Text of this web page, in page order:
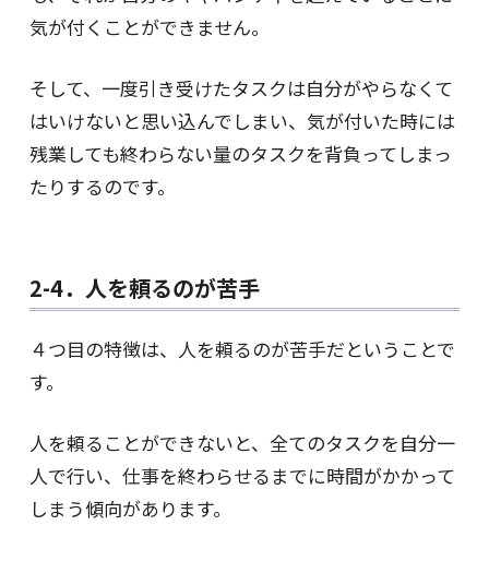
気が付くことができません。
そして、一度引き受けたタスクは自分がやらなくて
はいけないと思い込んでしまい、気が付いた時には
残業しても終わらない量のタスクを背負ってしまっ
たりするのです。
2-4．人を頼るのが苦手
４つ目の特徴は、人を頼るのが苦手だということで
す。
人を頼ることができないと、全てのタスクを自分一
人で行い、仕事を終わらせるまでに時間がかかって
しまう傾向があります。